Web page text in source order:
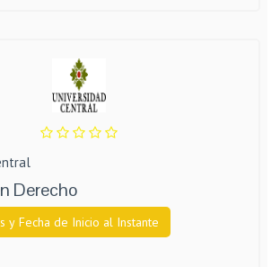
Derecho
y Fecha de Inicio al Instante